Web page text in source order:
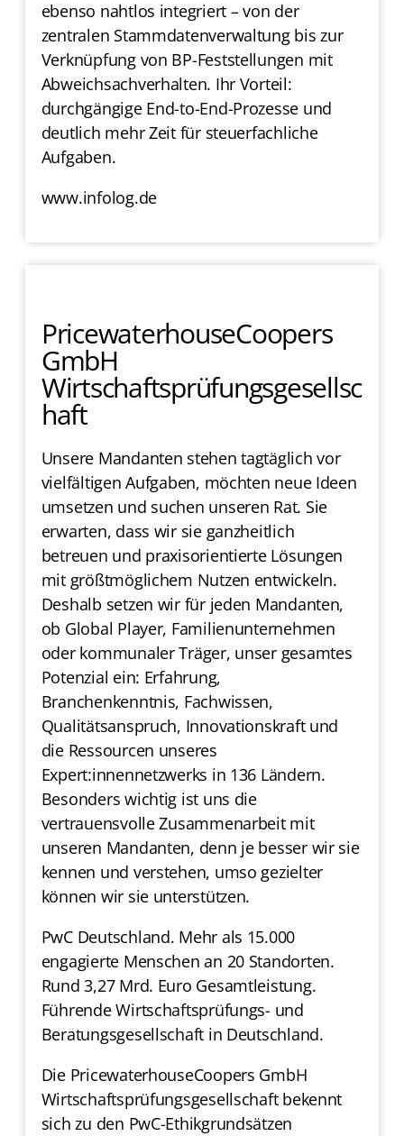
ebenso nahtlos integriert – von der
zentralen Stammdatenverwaltung bis zur
Verknüpfung von BP-Feststellungen mit
Abweichsachverhalten. Ihr Vorteil:
durchgängige End-to-End-Prozesse und
deutlich mehr Zeit für steuerfachliche
Aufgaben.
www.infolog.de
PricewaterhouseCoopers
GmbH
Wirtschaftsprüfungsgesellsc
haft
Unsere Mandanten stehen tagtäglich vor
vielfältigen Aufgaben, möchten neue Ideen
umsetzen und suchen unseren Rat. Sie
erwarten, dass wir sie ganzheitlich
betreuen und praxisorientierte Lösungen
mit größtmöglichem Nutzen entwickeln.
Deshalb setzen wir für jeden Mandanten,
ob Global Player, Familienunternehmen
oder kommunaler Träger, unser gesamtes
Potenzial ein: Erfahrung,
Branchenkenntnis, Fachwissen,
Qualitätsanspruch, Innovationskraft und
die Ressourcen unseres
Expert:innennetzwerks in 136 Ländern.
Besonders wichtig ist uns die
vertrauensvolle Zusammenarbeit mit
unseren Mandanten, denn je besser wir sie
kennen und verstehen, umso gezielter
können wir sie unterstützen.
PwC Deutschland. Mehr als 15.000
engagierte Menschen an 20 Standorten.
Rund 3,27 Mrd. Euro Gesamtleistung.
Führende Wirtschaftsprüfungs- und
Beratungsgesellschaft in Deutschland.
Die PricewaterhouseCoopers GmbH
Wirtschaftsprüfungsgesellschaft bekennt
sich zu den PwC-Ethikgrundsätzen